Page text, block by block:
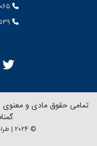
تمامی حقوق مادی و معنوی
© 2024 | طراحی و پیاده‌سازی: